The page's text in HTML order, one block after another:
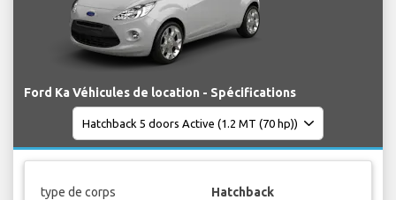
Ford Ka Véhicules de location - Spécifications
type de corps Hatchback